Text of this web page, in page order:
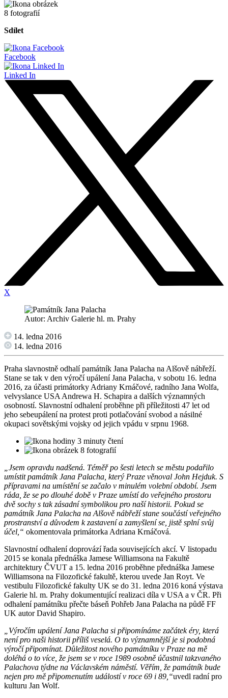
8 fotografií
Sdílet
Facebook
Linked In
X
Autor: Archiv Galerie hl. m. Prahy
14. ledna 2016
14. ledna 2016
Praha slavnostně odhalí památník Jana Palacha na Alšově nábřeží.
Stane se tak v den výročí upálení Jana Palacha, v sobotu 16. ledna
2016, za účasti primátorky Adriany Krnáčové, radního Jana Wolfa,
velvyslance USA Andrewa H. Schapira a dalších významných
osobností. Slavnostní odhalení proběhne při příležitosti 47 let od
jeho sebeupálení na protest proti potlačování svobod a násilné
okupaci sovětskými vojsky od jejich vpádu v srpnu 1968.
3 minuty čtení
8 fotografií
„Jsem opravdu nadšená. Téměř po šesti letech se městu podařilo
umístit památník Jana Palacha, který Praze věnoval John Hejduk. S
přípravami na umístění se začalo v minulém volební období. Jsem
ráda, že se po dlouhé době v Praze umístí do veřejného prostoru
dvě sochy s tak zásadní symbolikou pro naší historii. Pokud se
památník Jana Palacha na Alšově nábřeží stane součástí veřejného
prostranství a důvodem k zastavení a zamyšlení se, jistě splní svůj
účel,“ okomentovala primátorka Adriana Krnáčová.
Slavnostní odhalení doprovází řada souvisejících akcí. V listopadu
2015 se konala přednáška Jamese Williamsona na Fakultě
architektury ČVUT a 15. ledna 2016 proběhne přednáška Jamese
Williamsona na Filozofické fakultě, kterou uvede Jan Royt. Ve
vestibulu Filozofické fakulty UK se do 31. ledna 2016 koná výstava
Galerie hl. m. Prahy dokumentující realizaci díla v USA a v ČR. Při
odhalení památníku přečte báseň Pohřeb Jana Palacha na půdě FF
UK autor David Shapiro.
„Výročím upálení Jana Palacha si připomínáme začátek éry, která
není pro naši historii příliš veselá. O to významnější je si podobná
výročí připomínat. Důležitost nového památníku v Praze na mě
doléhá o to více, že jsem se v roce 1989 osobně účastnil takzvaného
Palachova týdne na Václavském náměstí. Věřím, že památník bude
nejen pro mě připomenutím událostí v roce 69 i 89,“uvedl radní pro
kulturu Jan Wolf.